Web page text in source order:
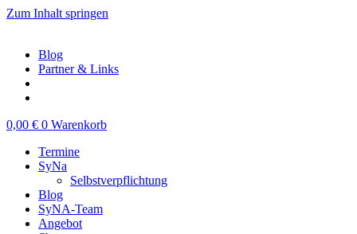
Zum Inhalt springen
Blog
Partner & Links
0,00 € 0 Warenkorb
Termine
SyNa
Selbstverpflichtung
Blog
SyNA-Team
Angebot